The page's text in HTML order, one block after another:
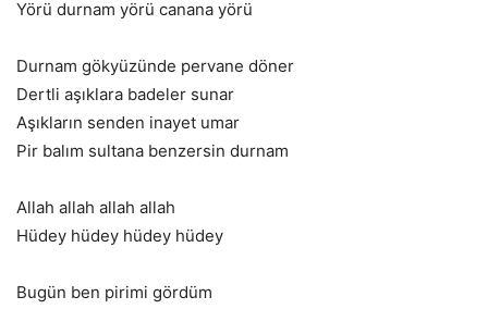
Yörü durnam yörü canana yörü
Durnam gökyüzünde pervane döner
Dertli aşıklara badeler sunar
Aşıkların senden inayet umar
Pir balım sultana benzersin durnam
Allah allah allah allah
Hüdey hüdey hüdey hüdey
Bugün ben pirimi gördüm